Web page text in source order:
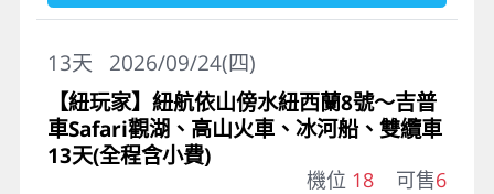
2026/09/24(四)
13天
【紐玩家】紐航依山傍水紐西蘭8號～吉普
車Safari觀湖、高山火車、冰河船、雙纜車
13天(全程含小費)
機位 18 可售6